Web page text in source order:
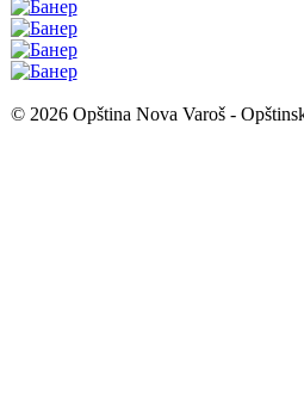
© 2026 Opština Nova Varoš -